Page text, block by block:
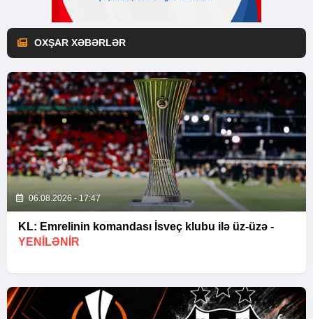
OXŞAR XƏBƏRLƏR
06.08.2026 - 17:47
KL: Emrelinin komandası İsveç klubu ilə üz-üzə -
YENİLƏNİR